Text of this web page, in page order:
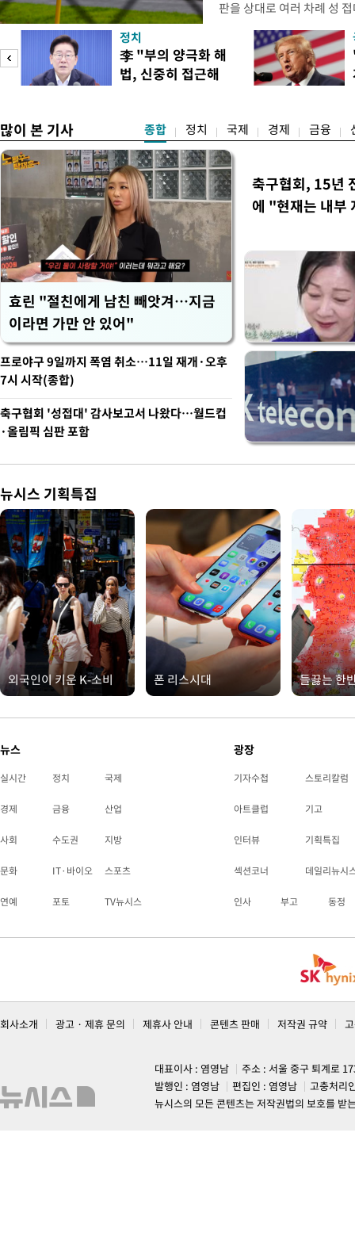
판을 상대로 여러 차례 성
구계에 따르면 국회의 한
년 국제심판 10여 명에게
축구협회는 외국인 심판과
수십만원에서 많게는 100
정치
李 "부의 양극화 해
법, 신중히 접근해
많이 본 기사 종합 정치 국제 경제 금융
효린 "절친에게 남친 빼앗겨…지금
이라면 가만 안 있어"
축구협회, 15년
에 "현재는 내부
프로야구 9일까지 폭염 취소…11일 재개·오후
7시 시작(종합)
축구협회 '성접대' 감사보고서 나왔다…월드컵
·올림픽 심판 포함
뉴시스 기획특집
외국인이 키운 K-소비 폰 리스시대 들끓는 한
뉴스
실시간 정치 국제
경제 금융 산업
사회 수도권 지방
문화 IT·바이오 스포츠
연예 포토 TV뉴시스
광장
기자수첩 스토리칼럼
아트클럽 기고
인터뷰 기획특집
섹션코너 데일리뉴시
인사 부고 동정
회사소개 광고 · 제휴 문의 제휴사 안내 콘텐츠 판매 저작권 규약
대표이사 : 염영남
주소 : 서울 중구 퇴계로
발행인 : 염영남
편집인 : 염영남
고충처리
뉴시스의 모든 콘텐츠는 저작권법의 보호를